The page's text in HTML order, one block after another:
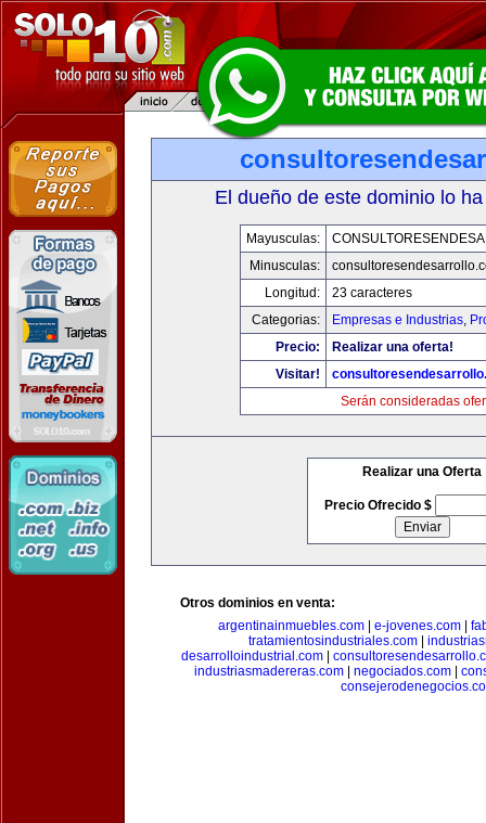
El dueño de este dominio lo
Mayusculas:
Minusculas:
Longitud:
23 caracteres
Categorias:
Empresas e Industrias,
Precio:
Realizar una oferta!
Visitar!
Serán consideradas
Realizar una Oferta
Precio Ofrecido $
Otros dominios en venta:
argentinainmuebles.com| e-jovenes.com|
tratamientosindustriales.com
desarrolloindustrial.com|
industriasmadereras.com
negociados.com